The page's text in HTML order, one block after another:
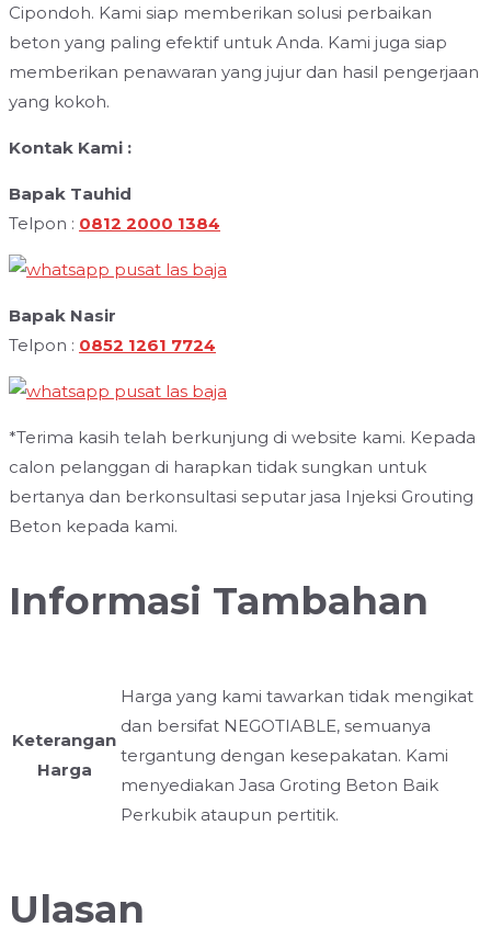
Cipondoh. Kami siap memberikan solusi perbaikan
beton yang paling efektif untuk Anda. Kami juga siap
memberikan penawaran yang jujur dan hasil pengerjaan
yang kokoh.
Kontak Kami :
Bapak Tauhid
Telpon : 0812 2000 1384
Bapak Nasir
Telpon : 0852 1261 7724
*Terima kasih telah berkunjung di website kami. Kepada
calon pelanggan di harapkan tidak sungkan untuk
bertanya dan berkonsultasi seputar jasa Injeksi Grouting
Beton kepada kami.
Informasi Tambahan
Keterangan
Harga
Harga yang kami tawarkan tidak mengikat
dan bersifat NEGOTIABLE, semuanya
tergantung dengan kesepakatan. Kami
menyediakan Jasa Groting Beton Baik
Perkubik ataupun pertitik.
Ulasan